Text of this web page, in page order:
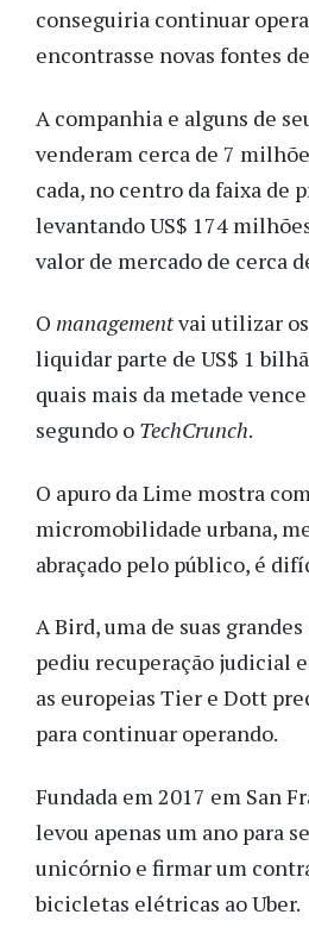
conseguiria continuar
encontrasse novas fontes
A companhia e alguns de
venderam cerca de 7
cada, no centro da faixa de
levantando US$ 174
valor de mercado de cerca
O managementvai utilizar
liquidar parte de US$ 1
quais mais da metade
segundo o TechCrunch.
O apuro da Lime mostra
micromobilidade urbana,
abraçado pelo público, é
A Bird, uma de suas
pediu recuperação judicial
as europeias Tier e Dott
para continuar operando.
Fundada em 2017 em San
levou apenas um ano para
unicórnio e firmar um
bicicletas elétricas ao Uber.